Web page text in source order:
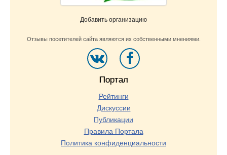
Добавить организацию
Отзывы посетителей сайта являются их собственными мнениями.
Портал
Рейтинги
Дискуссии
Публикации
Правила Портала
Политика конфиденциальности